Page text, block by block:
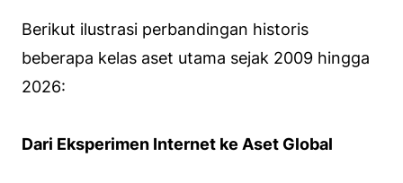
Berikut ilustrasi perbandingan historis
beberapa kelas aset utama sejak 2009 hingga
2026:
Dari Eksperimen Internet ke Aset Global